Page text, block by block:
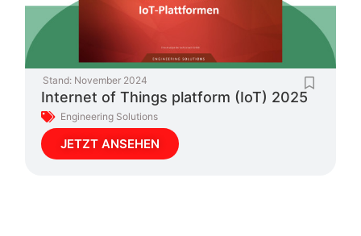
Stand: November 2024
Internet of Things platform (IoT) 2025
Engineering Solutions
JETZT ANSEHEN